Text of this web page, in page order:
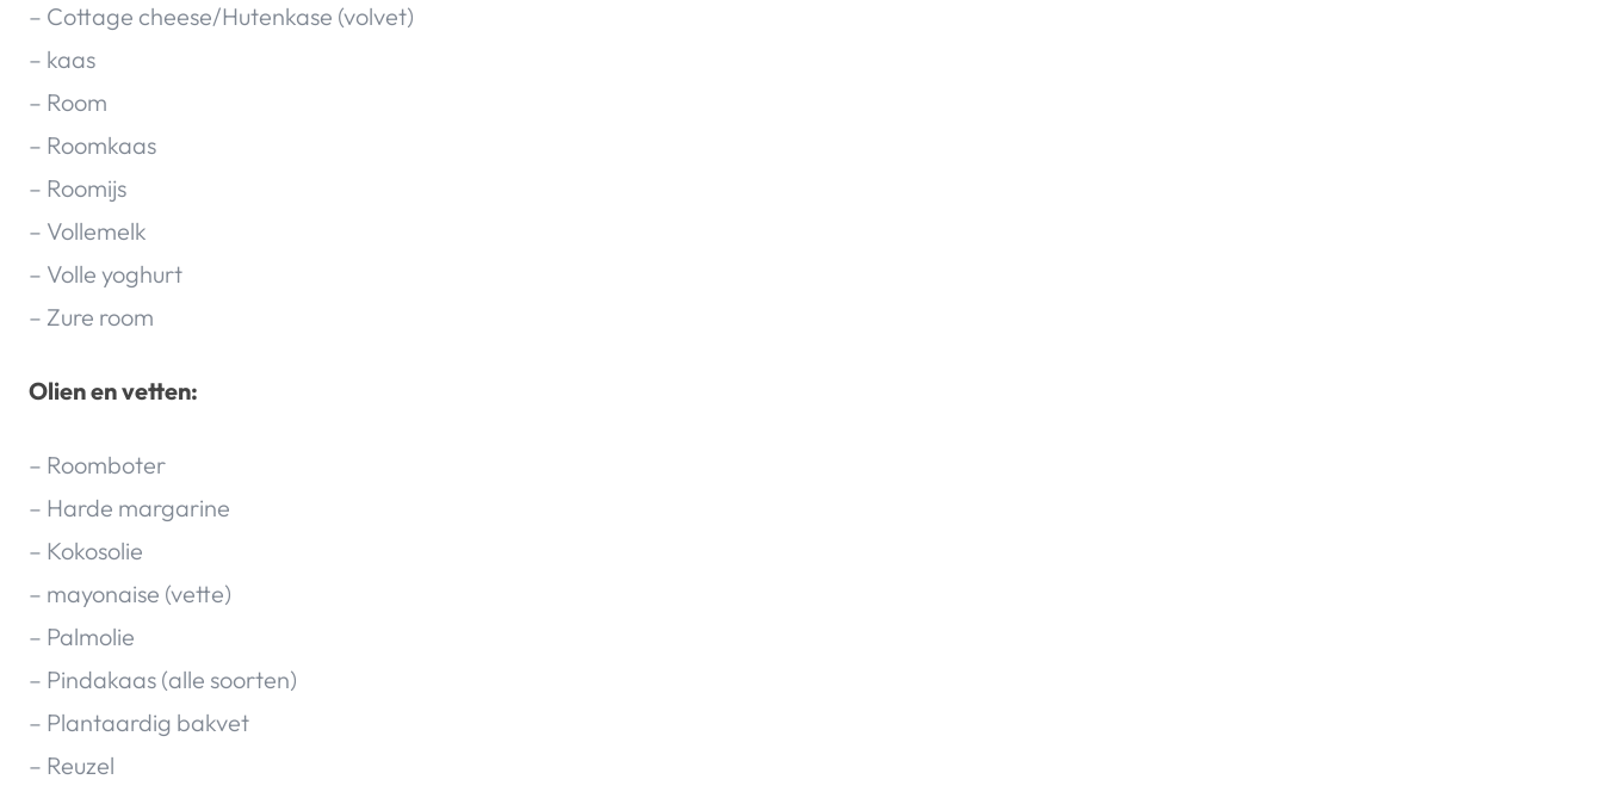
– Cottage cheese/Hutenkase (volvet)
– kaas
– Room
– Roomkaas
– Roomijs
– Vollemelk
– Volle yoghurt
– Zure room
Olien en vetten:
– Roomboter
– Harde margarine
– Kokosolie
– mayonaise (vette)
– Palmolie
– Pindakaas (alle soorten)
– Plantaardig bakvet
– Reuzel